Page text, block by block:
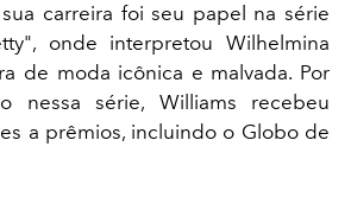
carreira foi seu papel na série
onde interpretou Wilhelmina
de moda icônica e malvada. Por
nessa série, Williams recebeu
a prêmios, incluindo o Globo de